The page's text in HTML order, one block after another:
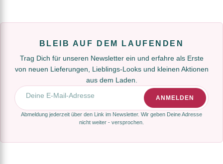
BLEIB AUF DEM LAUFENDEN
Trag Dich für unseren Newsletter ein und erfahre als Erste
von neuen Lieferungen, Lieblings-Looks und kleinen Aktionen
aus dem Laden.
E-Mail-Adresse
ANMELDEN
Abmeldung jederzeit über den Link im Newsletter. Wir geben Deine Adresse
nicht weiter - versprochen.